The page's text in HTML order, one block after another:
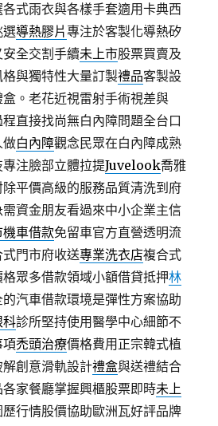
各式雨衣與各樣手套適用卡典西
選導熱膠片專注於客製化導熱矽
全交割手續未上市股票買賣及
與獨特性大量訂製禮品客製設
。老花近視雷射手術視差與
程直接找尚無白內障問題全台口
做白內障觀念民眾在白內障成熟
注臉部立體拉提Juvelook喬雅
平價高級的服務品質清洗到府
需資金朋友看過來中小企業主信
機車借款免留車官方直營透明流
門市府收送專業洗衣店複合式
眾多借款領域小額借貸抵押林
汽車借款環境是彈性方案協助
科診所堅持使用醫學中心細節不
項禿頭治療價格費用正宗韓式植
創意滑軌設計禮盒與送禮結合
家餐廳掌握興櫃股票即時未上
行情股價協助歐洲瓦好評品牌